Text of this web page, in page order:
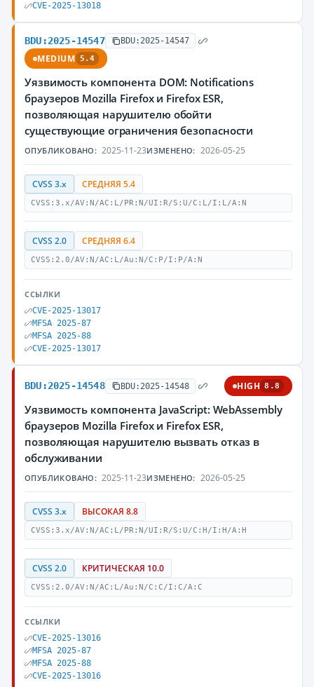
CVE-2025-13018
BDU:2025-14547 BDU:2025-14547
MEDIUM 5.4
Уязвимость компонента DOM: Notifications
браузеров Mozilla Firefox и Firefox ESR,
позволяющая нарушителю обойти
существующие ограничения безопасности
ОПУБЛИКОВАНО: 2025-11-23ИЗМЕНЕНО: 2026-05-25
CVSS 3.x СРЕДНЯЯ 5.4
CVSS:3.x/AV:N/AC:L/PR:N/UI:R/S:U/C:L/I:L/A:N
CVSS 2.0 СРЕДНЯЯ 6.4
CVSS:2.0/AV:N/AC:L/Au:N/C:P/I:P/A:N
ССЫЛКИ
CVE-2025-13017
MFSA 2025-87
MFSA 2025-88
CVE-2025-13017
BDU:2025-14548 BDU:2025-14548 HIGH 8.8
Уязвимость компонента JavaScript: WebAssembly
браузеров Mozilla Firefox и Firefox ESR,
позволяющая нарушителю вызвать отказ в
обслуживании
ОПУБЛИКОВАНО: 2025-11-23ИЗМЕНЕНО: 2026-05-25
CVSS 3.x ВЫСОКАЯ 8.8
CVSS:3.x/AV:N/AC:L/PR:N/UI:R/S:U/C:H/I:H/A:H
CVSS 2.0 КРИТИЧЕСКАЯ 10.0
CVSS:2.0/AV:N/AC:L/Au:N/C:C/I:C/A:C
ССЫЛКИ
CVE-2025-13016
MFSA 2025-87
MFSA 2025-88
CVE-2025-13016